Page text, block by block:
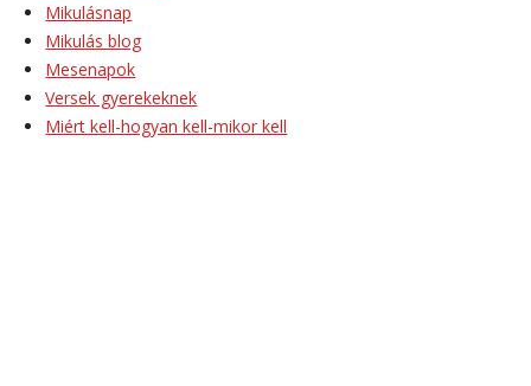
Mikulásnap
Mikulás blog
Mesenapok
Versek gyerekeknek
Miért kell-hogyan kell-mikor kell